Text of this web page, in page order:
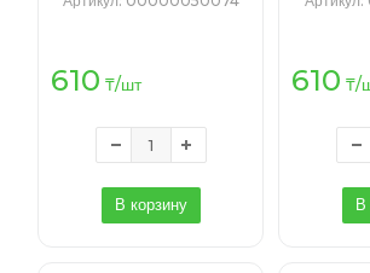
610 ₸/шт
В корзину
610 ₸/
В